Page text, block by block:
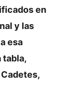
en
y las
esa
tabla,